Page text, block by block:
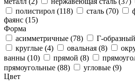
полистирол (118) сталь (70)
фаянс (15)
Форма
асимметричные (78) Г-
круглые (4) овальная (8)
ванны (10) прямой (8)
прямоугольные (88) угловые (9)
Цвет